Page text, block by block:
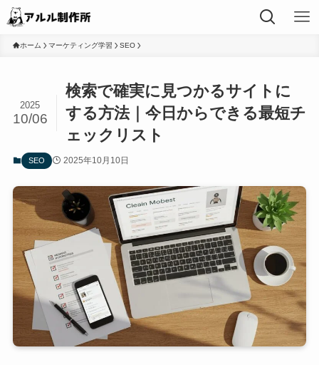
ホーム マーケティング学習 SEO
検索で確実に見つかるサイトに
する方法｜今日からできる最短チ
ェックリスト
2025
10/06
SEO 2025年10月10日